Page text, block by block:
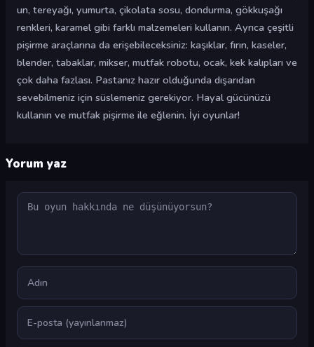
un, tereyağı, yumurta, çikolata sosu, dondurma, gökkuşağı
renkleri, karamel gibi farklı malzemeleri kullanın. Ayrıca çeşitli
pişirme araçlarına da erişebileceksiniz: kaşıklar, fırın, kaseler,
blender, tabaklar, mikser, mutfak robotu, ocak, kek kalıpları ve
çok daha fazlası. Pastanız hazır olduğunda dışarıdan
sevebilmeniz için süslemeniz gerekiyor. Hayal gücünüzü
kullanın ve mutfak pişirme ile eğlenin. İyi oyunlar!
Yorum yaz
Yorum
Ad
E-posta